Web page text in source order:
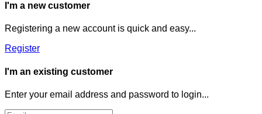
I'm a new customer
Registering a new account is quick and easy...
Register
I'm an existing customer
Enter your email address and password to login...